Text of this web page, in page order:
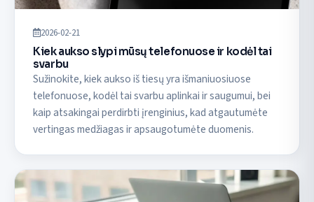
2026-02-21
Kiek aukso slypi mūsų telefonuose ir kodėl tai
svarbu
Sužinokite, kiek aukso iš tiesų yra išmaniuosiuose
telefonuose, kodėl tai svarbu aplinkai ir saugumui, bei
kaip atsakingai perdirbti įrenginius, kad atgautumėte
vertingas medžiagas ir apsaugotumėte duomenis.